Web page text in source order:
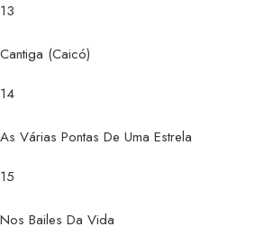
13
Cantiga (Caicó)
14
As Várias Pontas De Uma Estrela
15
Nos Bailes Da Vida